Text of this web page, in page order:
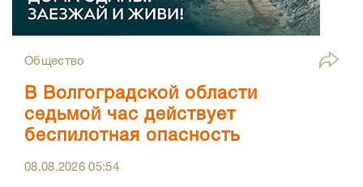
Общество
В Волгоградской области
седьмой час действует
беспилотная опасность
08.08.202605:54